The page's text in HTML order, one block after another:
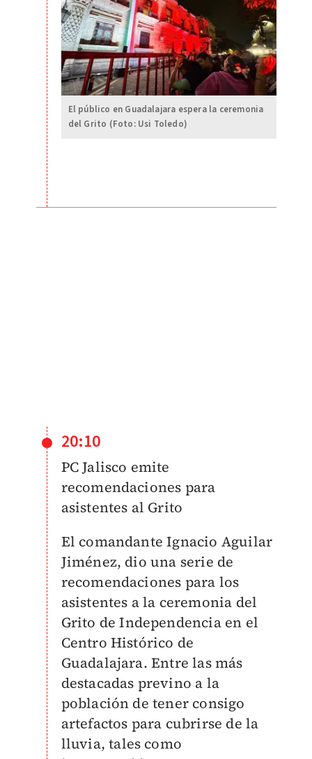
El público en Guadalajara espera la ceremonia
del Grito (Foto: Usi Toledo)
20:10
PC Jalisco emite
recomendaciones para
asistentes al Grito
El comandante Ignacio Aguilar
Jiménez, dio una serie de
recomendaciones para los
asistentes a la ceremonia del
Grito de Independencia en el
Centro Histórico de
Guadalajara. Entre las más
destacadas previno a la
población de tener consigo
artefactos para cubrirse de la
lluvia, tales como